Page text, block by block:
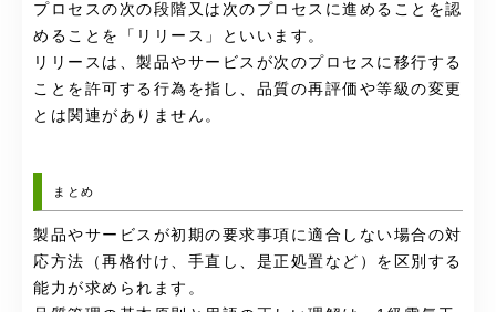
プロセスの次の段階又は次のプロセスに進めることを認
めることを「リリース」といいます。
リリースは、製品やサービスが次のプロセスに移行する
ことを許可する行為を指し、品質の再評価や等級の変更
とは関連がありません。
まとめ
製品やサービスが初期の要求事項に適合しない場合の対
応方法（再格付け、手直し、是正処置など）を区別する
能力が求められます。